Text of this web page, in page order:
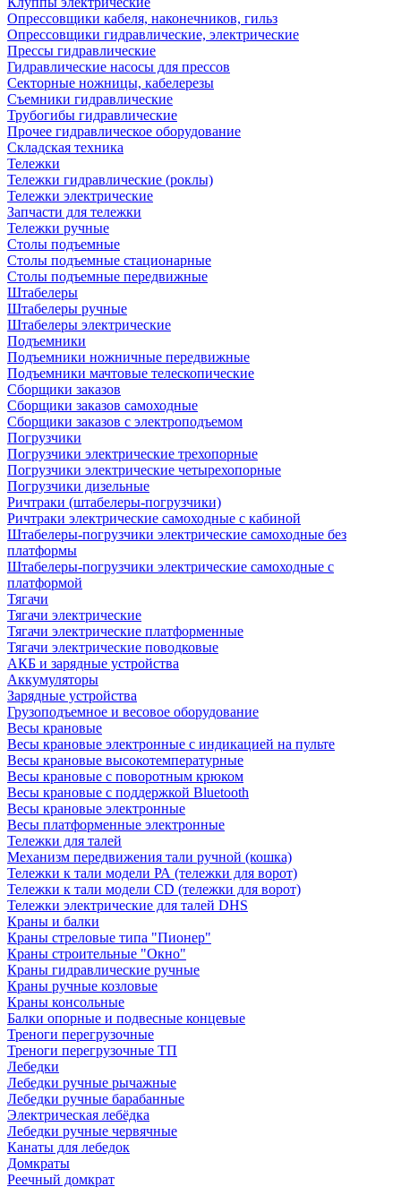
Опрессовщики кабеля, наконечников, гильз
Опрессовщики гидравлические, электрические
Прессы гидравлические
Гидравлические насосы для прессов
Секторные ножницы, кабелерезы
Съемники гидравлические
Трубогибы гидравлические
Прочее гидравлическое оборудование
Складская техника
Тележки
Тележки гидравлические (роклы)
Тележки электрические
Запчасти для тележки
Тележки ручные
Столы подъемные
Столы подъемные стационарные
Столы подъемные передвижные
Штабелеры
Штабелеры ручные
Штабелеры электрические
Подъемники
Подъемники ножничные передвижные
Подъемники мачтовые телескопические
Сборщики заказов
Сборщики заказов самоходные
Сборщики заказов с электроподъемом
Погрузчики
Погрузчики электрические трехопорные
Погрузчики электрические четырехопорные
Погрузчики дизельные
Ричтраки (штабелеры-погрузчики)
Ричтраки электрические самоходные с кабиной
Штабелеры-погрузчики электрические самоходные без
платформы
Штабелеры-погрузчики электрические самоходные с
платформой
Тягачи
Тягачи электрические
Тягачи электрические платформенные
Тягачи электрические поводковые
АКБ и зарядные устройства
Аккумуляторы
Зарядные устройства
Грузоподъемное и весовое оборудование
Весы крановые
Весы крановые электронные с индикацией на пульте
Весы крановые высокотемпературные
Весы крановые с поворотным крюком
Весы крановые с поддержкой Bluetooth
Весы крановые электронные
Весы платформенные электронные
Тележки для талей
Механизм передвижения тали ручной (кошка)
Тележки к тали модели РА (тележки для ворот)
Тележки к тали модели CD (тележки для ворот)
Тележки электрические для талей DHS
Краны и балки
Краны стреловые типа "Пионер"
Краны строительные "Окно"
Краны гидравлические ручные
Краны ручные козловые
Краны консольные
Балки опорные и подвесные концевые
Треноги перегрузочные
Треноги перегрузочные ТП
Лебедки
Лебедки ручные рычажные
Лебедки ручные барабанные
Электрическая лебёдка
Лебедки ручные червячные
Канаты для лебедок
Домкраты
Реечный домкрат